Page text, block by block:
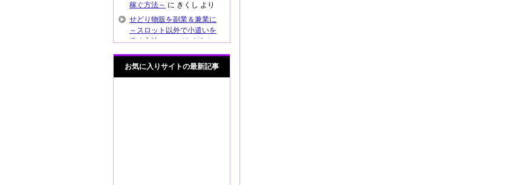
稼ぐ方法～ に きくし より
せどり物販を副業＆兼業に
～スロット以外で小遣いを
稼ぐ方法～にバナナまん
より
これぞ元プロの技？出戻り
推測がハマってマイジャグ
お気に入りサイトの最新記事